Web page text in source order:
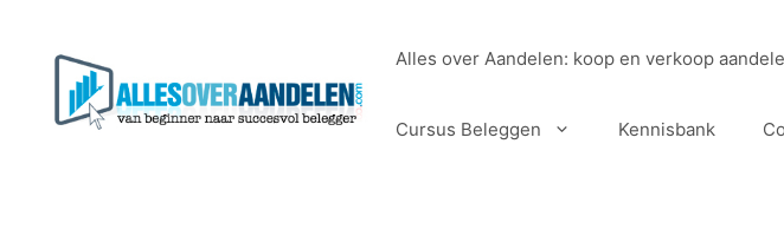
Alles over Aandelen: koop en verkoop
Cursus Beleggen Kennisbank